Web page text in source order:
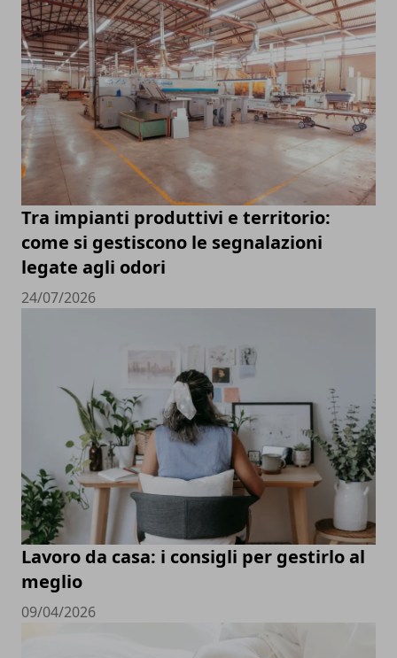
Tra impianti produttivi e territorio:
come si gestiscono le segnalazioni
legate agli odori
24/07/2026
Lavoro da casa: i consigli per gestirlo al
meglio
09/04/2026